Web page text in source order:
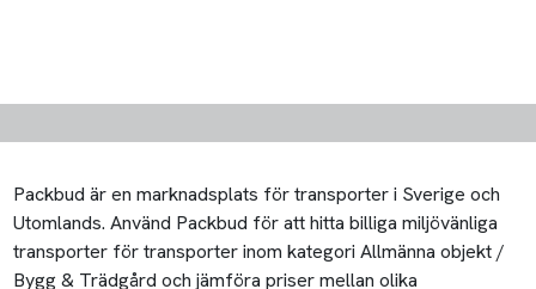
Packbud är en marknadsplats för transporter i Sverige och
Utomlands. Använd Packbud för att hitta billiga miljövänliga
transporter för transporter inom kategori Allmänna objekt /
Bygg & Trädgård och jämföra priser mellan olika